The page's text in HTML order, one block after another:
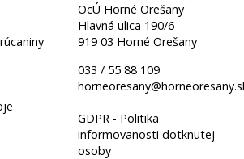
OcÚ Horné Orešany
Hlavná ulica 190/6
919 03 Horné Orešany
033 / 55 88 109
GDPR - Politika
informovanosti dotknutej
osoby